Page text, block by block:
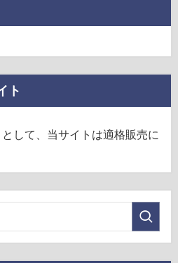
ト
して、当サイトは適格販売に